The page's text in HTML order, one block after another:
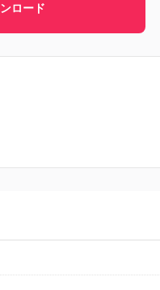
ロード